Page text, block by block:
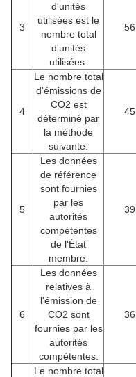
3
d'unités
utilisées est le
nombre total
d'unités
utilisées.
56
4
Le nombre total
d'émissions de
CO2 est
déterminé par
la méthode
suivante:
45
5
Les données
de référence
sont fournies
par les
autorités
compétentes
de l'État
membre.
39
6
Les données
relatives à
l'émission de
CO2 sont
fournies par les
autorités
compétentes.
36
Le nombre total